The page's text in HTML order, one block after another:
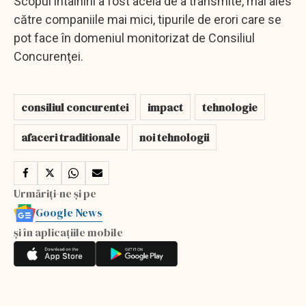
către companiile mai mici, tipurile de erori care se
pot face în domeniul monitorizat de Consiliul
Concurenţei.
consiliul concurentei impact
tehnologie
afaceri traditionale
noi tehnologii
Urmăriți-ne și pe
Google News
și în aplicațiile mobile